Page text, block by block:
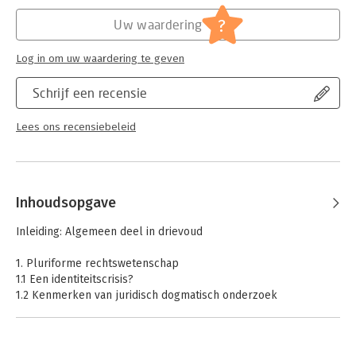
Burgerlijk recht: algemeen
Serie:
Schrijf een recensie
Lees ons recensiebeleid
Uw waardering ?
Log in om uw waardering te geven
Inhoudsopgave
Inleiding: Algemeen deel in drievoud
1. Pluriforme rechtswetenschap
1.1 Een identiteitscrisis?
1.2 Kenmerken van juridisch dogmatisch onderzoek